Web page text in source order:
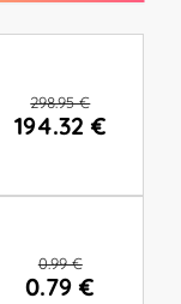
298.95 €
194.32 €
0.99 €
0.79 €